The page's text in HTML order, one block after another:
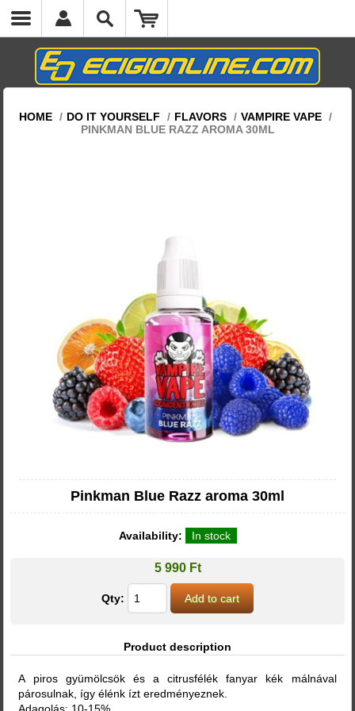
HOME / DO IT YOURSELF / FLAVORS / VAMPIRE VAPE /
PINKMAN BLUE RAZZ AROMA 30ML
Pinkman Blue Razz aroma 30ml
Availability: In stock
5 990 Ft
Qty:
Product description
A piros gyümölcsök és a citrusfélék fanyar kék málnával
párosulnak, így élénk ízt eredményeznek.